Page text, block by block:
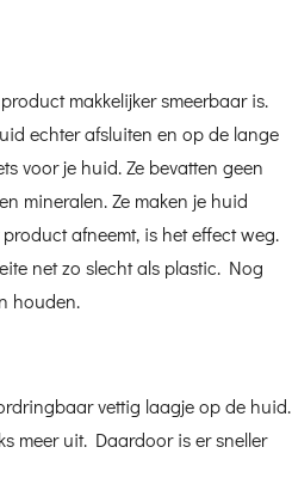
makkelijker smeerbaar is.
echter afsluiten en op de lange
voor je huid. Ze bevatten geen
mineralen. Ze maken je huid
afneemt, is het effect weg.
net zo slecht als plastic. Nog
houden.
vettig laagje op de huid.
meer uit. Daardoor is er sneller